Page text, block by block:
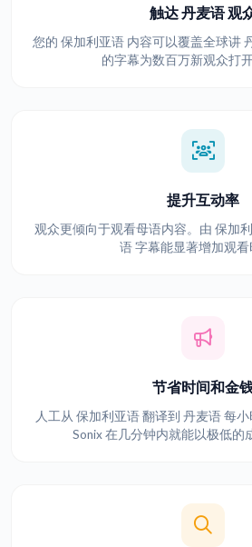
触达 丹麦语 观
您的 保加利亚语 内容可以覆盖全球讲
的字幕为数百万新观众打开
提升互动率
观众更倾向于观看母语内容。由 保加
语 字幕能显著增加观看
节省时间和金
人工从 保加利亚语 翻译到 丹麦语 每小
Sonix 在几分钟内就能以极低的